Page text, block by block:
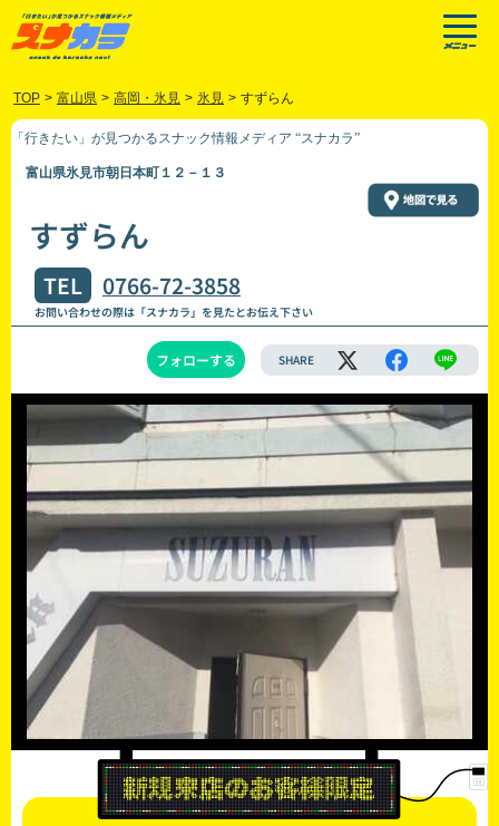
TOP > 富山県 > 高岡・氷見 > 氷見 > すずらん
「行きたい」が見つかるスナック情報メディア “スナカラ”
富山県氷見市朝日本町１２－１３
すずらん
TEL 0766-72-3858
お問い合わせの際は「スナカラ」を見たとお伝え下さい
フォローする SHARE